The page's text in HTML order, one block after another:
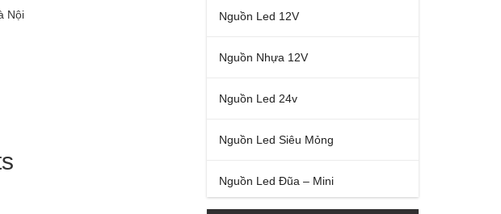
Nội
Nguồn Led 12V
Nguồn Nhựa 12V
Nguồn Led 24v
Nguồn Led Siêu Mỏng
Nguồn Led Đũa – Mini